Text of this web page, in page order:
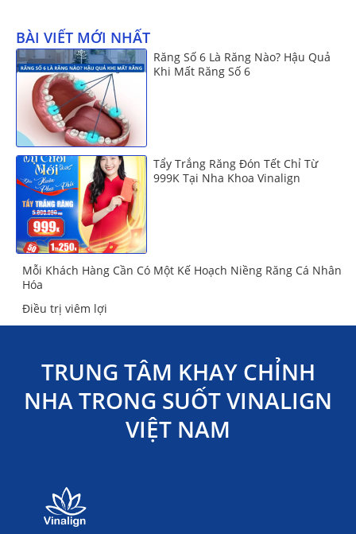
BÀI VIẾT MỚI NHẤT
Răng Số 6 Là Răng Nào? Hậu Quả
Khi Mất Răng Số 6
Tẩy Trắng Răng Đón Tết Chỉ Từ
999K Tại Nha Khoa Vinalign
Mỗi Khách Hàng Cần Có Một Kế Hoạch Niềng Răng Cá Nhân
Hóa
Điều trị viêm lợi
TRUNG TÂM KHAY CHỈNH
NHA TRONG SUỐT VINALIGN
VIỆT NAM